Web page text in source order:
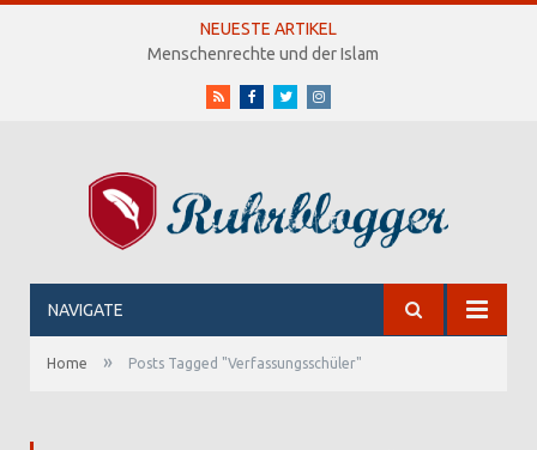
NEUESTE ARTIKEL
Menschenrechte und der Islam
RSS FacebookTwitterInstagram
NAVIGATE
Home » Posts Tagged "Verfassungsschüler"